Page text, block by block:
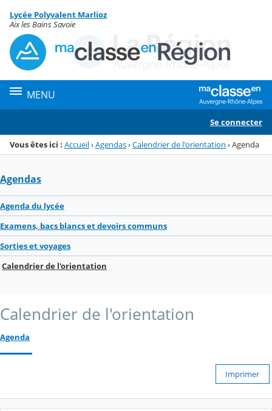
Menu de la rubrique
Contenu
Lycée Polyvalent Marlioz
Aix les Bains Savoie
MENU
Se connecter
Vous êtes ici : Accueil›Agendas›Calendrier de l'orientation ›Agenda
Agendas
Agenda du lycée
Examens, bacs blancs et devoirs communs
Sorties et voyages
Calendrier de l'orientation
Calendrier de l'orientation
Agenda
Imprimer